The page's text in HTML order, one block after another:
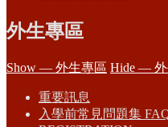
外生專區
Show — 外生專區 Hide —
重要訊息
入學前常見問題集